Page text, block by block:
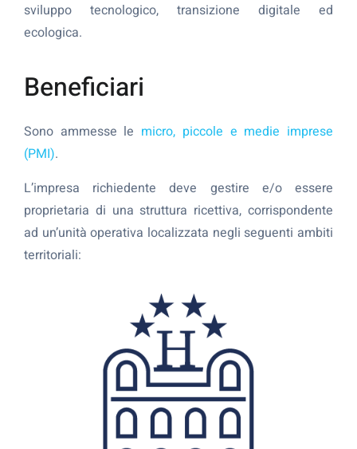
sviluppo tecnologico, transizione digitale ed
ecologica.
Beneficiari
Sono ammesse le micro, piccole e medie imprese
(PMI).
L’impresa richiedente deve gestire e/o essere
proprietaria di una struttura ricettiva, corrispondente
ad un’unità operativa localizzata negli seguenti ambiti
territoriali: